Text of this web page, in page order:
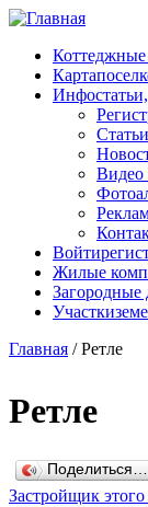
Перейти к
Коттеджные
Карта
Инфо
Статьи
Видео
Войти
Жилые
Загородные
Участки
Главная /Ретле
Ретле
Поделиться…
Застройщик